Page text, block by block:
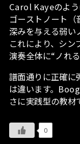
Carol Kayeのよ
ゴーストノート
深みを与える弱い
これにより、シン
演奏全体に“ノれ
譜面通りに正確に
は違います。
さに実践型の教材
0